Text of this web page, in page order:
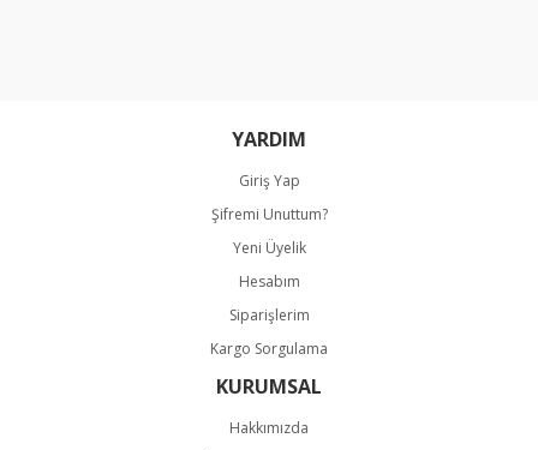
Bu ürüne benzer farklı alternatifler olmalı.
Gönder
YARDIM
Giriş Yap
Şifremi Unuttum?
Yeni Üyelik
Hesabım
Siparişlerim
Kargo Sorgulama
KURUMSAL
Hakkımızda